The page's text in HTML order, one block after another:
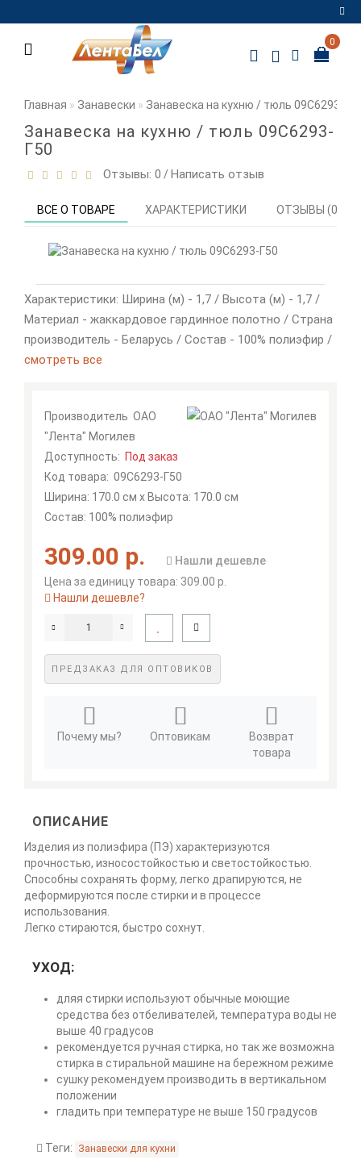
Регистрация
Мои
закладки 0
0
Главная Занавески Занавеска на кухню / тюль 09С6293-
Занавеска на кухню / тюль 09С6293-
Г50
Отзывы: 0 /Написать отзыв
ВСЕ О ТОВАРЕ ХАРАКТЕРИСТИКИ ОТЗЫВЫ (0)
Характеристики: Ширина (м) - 1,7 / Высота (м) - 1,7 /
Материал - жаккардовое гардинное полотно / Страна
производитель - Беларусь / Состав - 100% полиэфир /
смотреть все
Производитель ОАО
"Лента" Могилев
Доступность: Под заказ
Код товара: 09С6293-Г50
Ширина: 170.0 см x Высота: 170.0 см
Состав: 100% полиэфир
309.00 р.
Нашли дешевле
Цена за единицу товара: 309.00 р.
Нашли дешевле?
ПРЕДЗАКАЗ ДЛЯ ОПТОВИКОВ
Почему мы? Оптовикам
Возврат
товара
ОПИСАНИЕ
Изделия из полиэфира (ПЭ) характеризуются
прочностью, износостойкостью и светостойкостью.
Способны сохранять форму, легко драпируются, не
деформируются после стирки и в процессе
использования.
Легко стираются, быстро сохнут.
УХОД:
дляя стирки используют обычные моющие
средства без отбеливателей, температура воды не
выше 40 градусов
рекомендуется ручная стирка, но так же возможна
стирка в стиральной машине на бережном режиме
сушку рекомендуем производить в вертикальном
положении
гладить при температуре не выше 150 градусов
Теги: Занавески для кухни